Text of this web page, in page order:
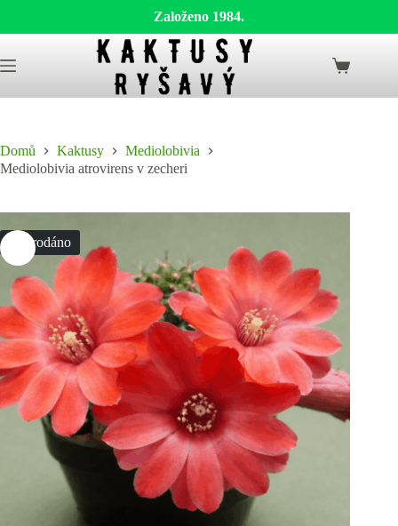
Založeno 1984.
to
content
Shopping
Domů Kaktusy
Mediolobivia
Mediolobivia atrovirens v zecheri
Vyprodáno